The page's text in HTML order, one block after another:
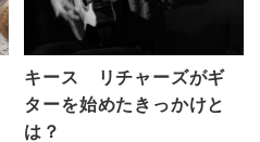
キース リチャーズがギ
ターを始めたきっかけと
は？